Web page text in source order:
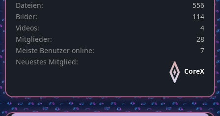
Dateien
556
Bilder
114
Videos
4
Mitglieder
28
Meiste Benutzer online
7
Neuestes Mitglied
CoreX